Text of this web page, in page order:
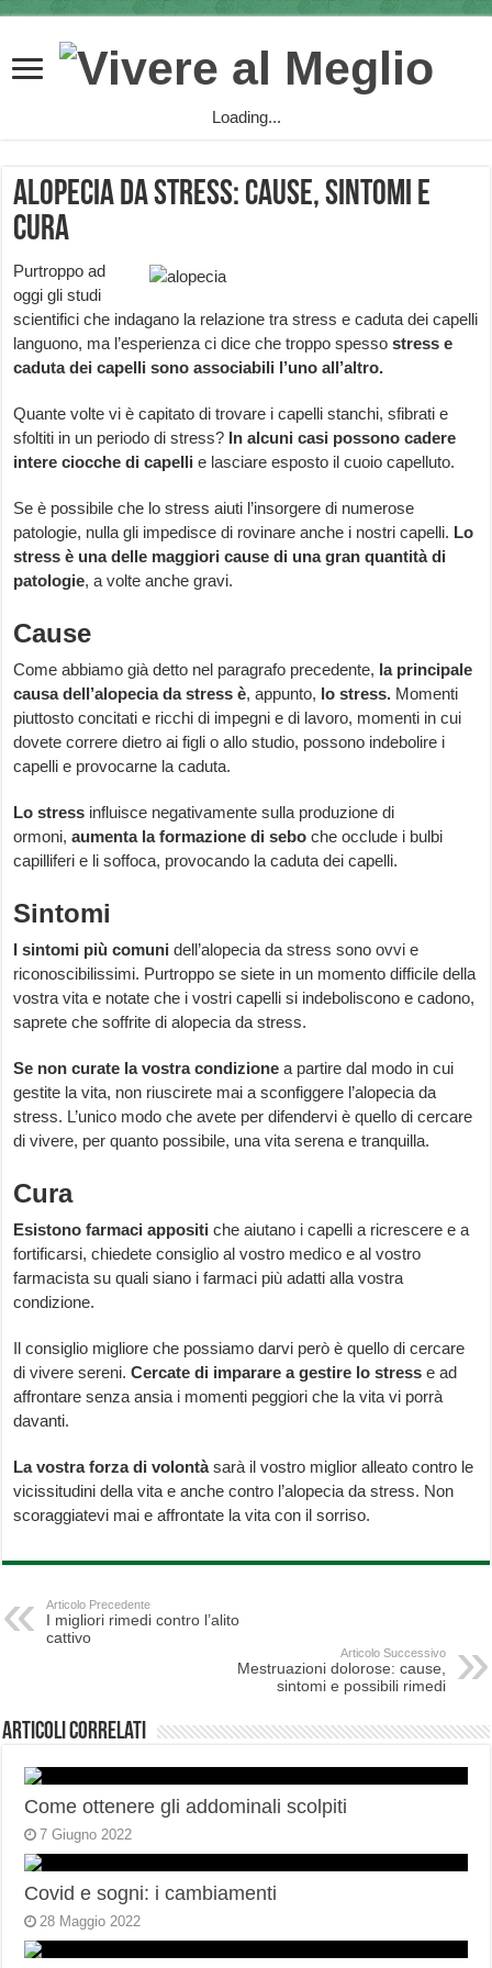
Loading...
Alopecia da stress: cause, sintomi e
cura
Purtroppo ad
oggi gli studi
scientifici che indagano la relazione tra stress e caduta dei capelli
languono, ma l’esperienza ci dice che troppo spessostress e
caduta dei capelli sono associabili l’uno all’altro.
Quante volte vi è capitato di trovare i capelli stanchi, sfibrati e
sfoltiti in un periodo di stress? In alcuni casi possono cadere
intere ciocche di capelli e lasciare esposto il cuoio capelluto.
Se è possibile che lo stress aiuti l’insorgere di numerose
patologie, nulla gli impedisce di rovinare anche i nostri capelli. Lo
stress è una delle maggiori cause di una gran quantità di
patologie, a volte anche gravi.
Cause
Come abbiamo già detto nel paragrafo precedente, la principale
causa dell’alopecia da stress è, appunto, lo stress. Momenti
piuttosto concitati e ricchi di impegni e di lavoro, momenti in cui
dovete correre dietro ai figli o allo studio, possono indebolire i
capelli e provocarne la caduta.
Lo stress influisce negativamente sulla produzione di
ormoni, aumenta la formazione di sebo che occlude i bulbi
capilliferi e li soffoca, provocando la caduta dei capelli.
Sintomi
I sintomi più comuni dell’alopecia da stress sono ovvi e
riconoscibilissimi. Purtroppo se siete in un momento difficile della
vostra vita e notate che i vostri capelli si indeboliscono e cadono,
saprete che soffrite di alopecia da stress.
Se non curate la vostra condizione a partire dal modo in cui
gestite la vita, non riuscirete mai a sconfiggere l’alopecia da
stress. L’unico modo che avete per difendervi è quello di cercare
di vivere, per quanto possibile, una vita serena e tranquilla.
Cura
Esistono farmaci appositi che aiutano i capelli a ricrescere e a
fortificarsi, chiedete consiglio al vostro medico e al vostro
farmacista su quali siano i farmaci più adatti alla vostra
condizione.
Il consiglio migliore che possiamo darvi però è quello di cercare
di vivere sereni.Cercate di imparare a gestire lo stress e ad
affrontare senza ansia i momenti peggiori che la vita vi porrà
davanti.
La vostra forza di volontàsarà il vostro miglior alleato contro le
vicissitudini della vita e anche contro l’alopecia da stress. Non
scoraggiatevi mai e affrontate la vita con il sorriso.
Articolo Precedente
I migliori rimedi contro l’alito
cattivo
Articolo Successivo
Mestruazioni dolorose: cause,
sintomi e possibili rimedi
Articoli correlati
Come ottenere gli addominali scolpiti
7 Giugno 2022
Covid e sogni: i cambiamenti
28 Maggio 2022